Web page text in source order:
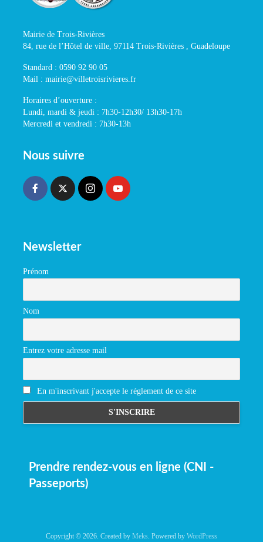
Mairie de Trois-Rivières
84, rue de l’Hôtel de ville, 97114 Trois-Rivières , Guadeloupe
Standard : 0590 92 90 05
Mail : mairie@villetroisrivieres.fr
Horaires d’ouverture :
Lundi, mardi & jeudi : 7h30-12h30/ 13h30-17h
Mercredi et vendredi : 7h30-13h
Nous suivre
Newsletter
Prénom
Nom
Entrez votre adresse mail
En m'inscrivant j'accepte le réglement de ce site
Prendre rendez-vous en ligne (CNI -
Passeports)
Copyright © 2026. Created by Meks. Powered by WordPress